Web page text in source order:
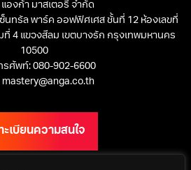
องก้า มาสเตอรี่ จำกัด
นทรัล พาร์ค ออฟฟิศเศส ชั้นที่ 12 ห้องเลขที่
4 แขวงสีลม เขตบางรัก กรุงเทพมหานคร
10500
รศัพท์: 080-902-6600
mastery@anga.co.th
ะเบียนความสนใจ